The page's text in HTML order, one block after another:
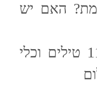
האם יש
מצד שני מעל 11,000 טילים וכלי